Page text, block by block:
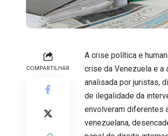
COMPARTILHAR
A crise política e
crise da Venezuela e a
analisada por juristas,
de ilegalidade da
envolveram diferentes
venezuelana,